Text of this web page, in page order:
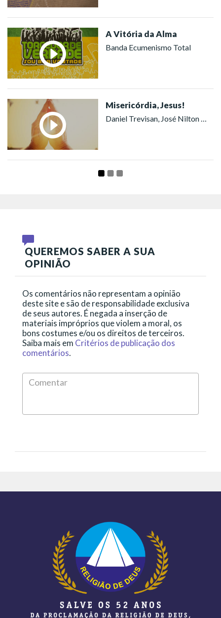
A Vitória da Alma
Banda Ecumenismo Total
Misericórdia, Jesus!
Daniel Trevisan, José Nilton Tonin
QUEREMOS SABER A SUA
OPINIÃO
Os comentários não representam a opinião
deste site e são de responsabilidade exclusiva
de seus autores. É negada a inserção de
materiais impróprios que violem a moral, os
bons costumes e/ou os direitos de terceiros.
Saiba mais em Critérios de publicação dos
comentários.